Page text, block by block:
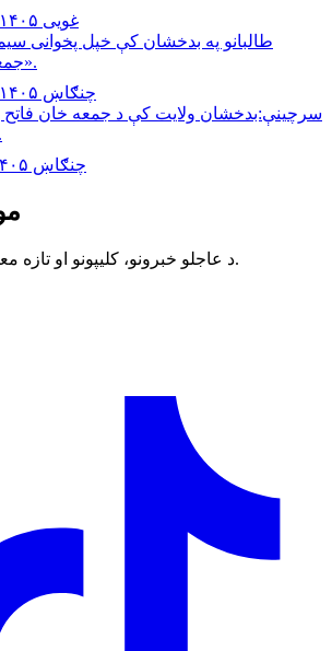
۲۱ غویی ۱۴۰۵، ۲۰:۰۴
طالبانو په بدخشان كې خپل پخوانى
«جمعه خان » نيولى.
۱۰ چنګاښ ۱۴۰۵، ۲۰:۲۴
سرچینې:بدخشان ولایت کې د جمعه خان فاتح
زیات شوي دي.
۶ چنګاښ ۱۴۰۵، ۲۱:۵۰
د عاجلو خبرونو، کلیپونو او تازه معلوماتو رسمي چینلونه.